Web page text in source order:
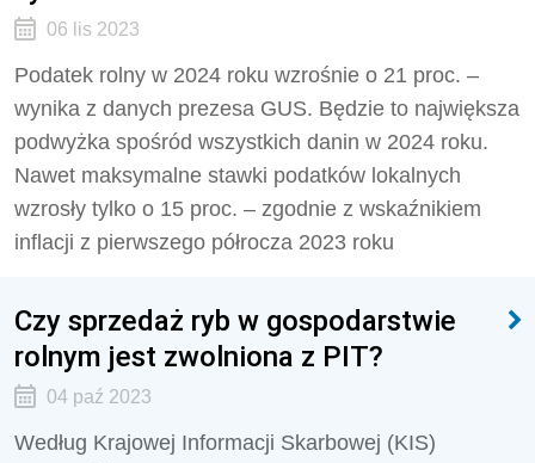
06 lis 2023
Podatek rolny w 2024 roku wzrośnie o 21 proc. –
wynika z danych prezesa GUS. Będzie to największa
podwyżka spośród wszystkich danin w 2024 roku.
Nawet maksymalne stawki podatków lokalnych
wzrosły tylko o 15 proc. – zgodnie z wskaźnikiem
inflacji z pierwszego półrocza 2023 roku
Czy sprzedaż ryb w gospodarstwie
rolnym jest zwolniona z PIT?
04 paź 2023
Według Krajowej Informacji Skarbowej (KIS)